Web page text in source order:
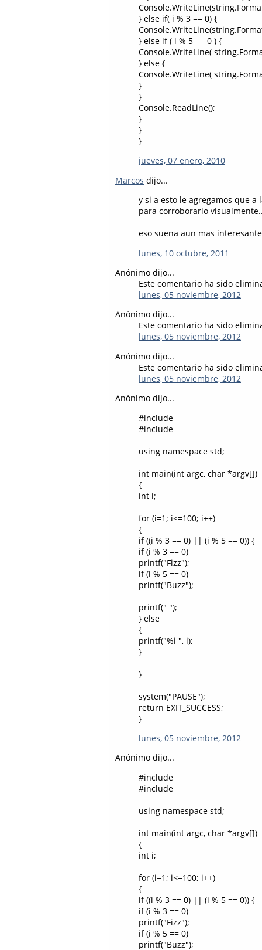
} else if( i % 3 == 0) {
} else if ( i % 5 == 0 ) {
Console.WriteLine(
} else {
Console.WriteLine(
}
}
Console.ReadLine();
}
}
}
jueves, 07 enero, 2010
Marcos dijo...
y si a esto le agregamos que
para corroborarlo
eso suena aun mas
lunes, 10 octubre, 2011
Anónimo dijo...
Este comentario ha sido
lunes, 05 noviembre, 2012
Anónimo dijo...
Este comentario ha sido
lunes, 05 noviembre, 2012
Anónimo dijo...
Este comentario ha sido
lunes, 05 noviembre, 2012
Anónimo dijo...
#include
#include
using namespace std;
int main(int argc, char *argv[])
{
int i;
for (i=1; i<=100; i++)
{
if ((i % 3 == 0) || (i % 5 == 0)) {
if (i % 3 == 0)
printf("Fizz");
if (i % 5 == 0)
printf("Buzz");
printf(" ");
} else
{
printf("%i ", i);
}
}
system("PAUSE");
return EXIT_SUCCESS;
}
lunes, 05 noviembre, 2012
Anónimo dijo...
#include
#include
using namespace std;
int main(int argc, char *argv[])
{
int i;
for (i=1; i<=100; i++)
{
if ((i % 3 == 0) || (i % 5 == 0)) {
if (i % 3 == 0)
printf("Fizz");
if (i % 5 == 0)
printf("Buzz");